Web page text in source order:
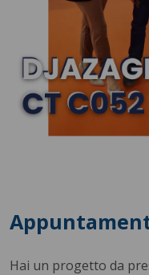
Hai un progetto da